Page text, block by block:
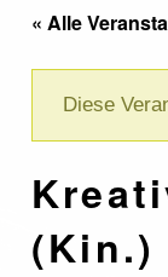
« Alle
Diese
(Kin.)